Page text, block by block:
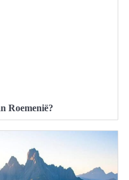
Roemenië?